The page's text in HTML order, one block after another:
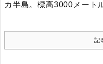
カ半島。標高3000メート
記